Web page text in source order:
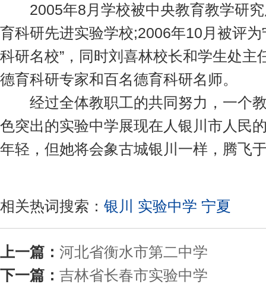
2005年8月学校被中央教育教学研究
育科研先进实验学校;2006年10月被评
科研名校”，同时刘喜林校长和学生处主
德育科研专家和百名德育科研名师。
经过全体教职工的共同努力，一个教
色突出的实验中学展现在人银川市人民
年轻，但她将会象古城银川一样，腾飞
相关热词搜索： 银川 实验中学 宁夏
上一篇： 河北省衡水市第二中学
下一篇： 吉林省长春市实验中学